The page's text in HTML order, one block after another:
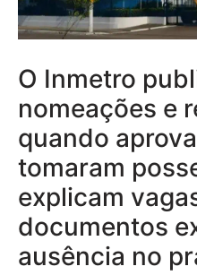
O Inmetro
nomeações e
quando
tomaram
explicam
documentos
ausência no